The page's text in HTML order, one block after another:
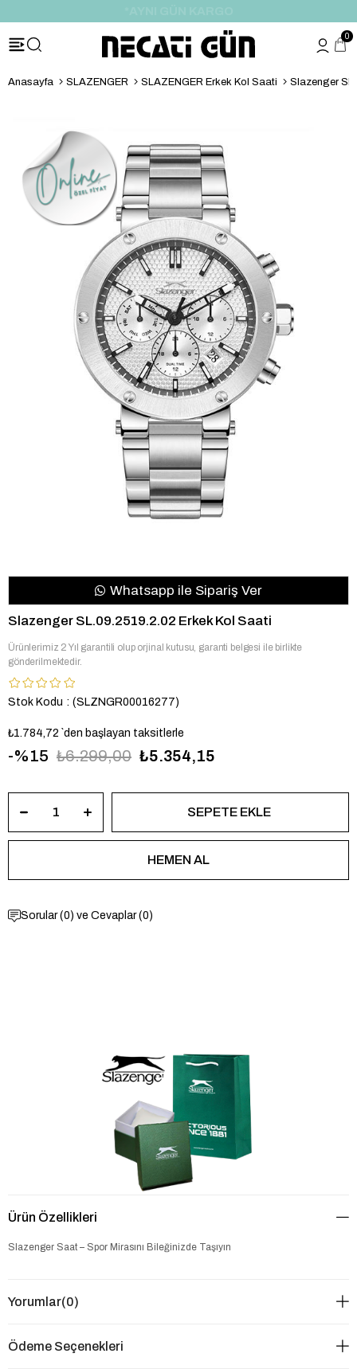
0
Anasayfa SLAZENGER SLAZENGER Erkek Kol Saati Slazenger
Whatsapp ile Sipariş Ver
Slazenger SL.09.2519.2.02 Erkek Kol Saati
Ürünlerimiz 2 Yıl garantili olup orjinal kutusu, garanti belgesi ile birlikte
gönderilmektedir.
Stok Kodu (SLZNGR00016277)
₺1.784,72 `den başlayan taksitlerle
15 ₺6.299,00 ₺5.354,15
Sorular (0) ve Cevaplar (0)
Ürün Özellikleri
Slazenger Saat – Spor Mirasını Bileğinizde Taşıyın
Yorumlar(0)
Ödeme Seçenekleri